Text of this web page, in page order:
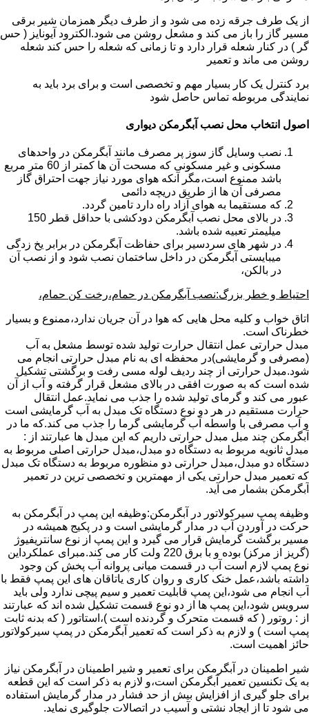
از یک طرف جرقه زده می شود و از طرف دیگر همزمان شیر برقی
مسیر گاز را باز می کند و مشعل روشن می شود.الکترود آیونایز ( حس
گر ) در کنار شعله قرار دارد و تا زمانی که شعله را حس کند شعله
روشن می ماند و تعمیر
برد کنترل یک کار بسیار مهم و تخصصی است و برای برد باید به
نمایندگی مربوطه تماس حاصل شود
اصول انتخاب محل نصب آبگرمکن دیواری
نصب وسایل گاز سوز پر مصرف مانند آبگرمکن در واحدهای
مسکونی و غیر مسکونی که مسحت آن ها کمتر از 60 متر مربع
باشد ممنوع است،مگر آنکه هوای مورد نیاز جهت احتراق گاز
مصرفی آن ها از طریق دریچه دائمی
که مستقیما به هوای آزاد راه دارد تامین گردد.
در بالای محل نصب آبگرمکن دودکشی با حداقل قطر 150
میلیمتر تعبیه شده باشد.
در شهر های سردسیر برای حفاظت آبگرمکن در برابر یخ زدگی
میبایستی آبگرمکن در داخل ساختمان نصب شود و از نصب آن
در بالکن،
احتیاط و خطر بزرگ:نصب آبگرمکن در حمام،رخت کن حمام،
اتاق خواب و کلیه محل هایی که هوا در آن جریان ندارد،ممنوع و بسیار
خطرناک است.
مبدل حرارتی عمل انتقال حرارت تولید شده توسط مشعل به آب
(مصرفی و گرمایشی)در محفظه ای به نام مبدل حرارتی انجام می
شود.مبدل حرارتی از چند ردیف لوله مسی رفت و برگشتی تشکیل
شده است که به صورت افقی در بالای مشعل قرار گرفته و آب از آن
عبور می کند و گرمای تولید شده را جذب می نماید.عمل انتقال
حرارت مستقیم در هر دو نوع دستگاه تک مبدل به آب گرمایشی است
و آب مصرفی با واسطه آب گرمایشی گرما را جذب می کند.که ما در
آبگرمکن چند مبل مبدل حرارتی داریم که این مبدل ها عبارتند از :
مبدل ثانویه مربوط به دستگاه دو مبدل،مبدل حرارتی اصلی مربوط به
دستگاه دو مبدل،مبدل حرارتی دو منظوره مربوط به دستگاه تک مبدل
که تعمیر مبدل حرارتی یکی از مهمترین و تخصصی ترین در تعمیر
آبگرمکن بشمار می آید.
وظیفه پمپ سیرکولاتور در آبگرمکن:وظیفه این پمپ در آبگرمکن به
حرکت در آوردن آب در مدار گرمایشی است و در پکیج همیشه در
مسیر برگشت گرمایش قرار می گیرد و این پمپ از نوع سانتریفیوژ
(گریز از مرکز) بوده و با برق 220 ولت کار می کند.مبرای عملکرداین
نوع پمپ لازم است آب در قسمت میانی پروانه آب پخش کن وجود
داشته باشد،عمل خنک کاری و روان کاری یاتاقان های این پمپ فقط با
آب انجام می شود،این پمپ قابلیت تعمیر و سیم پیچی ندارد ولی باید
سرویس شود،این پمپ ها از دو نوع قسمت تشکیل شده اند که عبارتند
از : روتور ( که قسمت متحرک و گردنده است )،استاتور ( که بدنه ثابت
پمپ است ) و لازم به ذکر است که تعمیر آبگرمکن در پمپ سیرکولاتور
حائز اهمیت است.
شیر اطمینان در آبگرمکن برای تعمیر و شیر اطمینان در آبگرمکن نیاز
به یک تکنسین تعمیر آبگرمکن است،و لازم به ذکر است که این قطعه
برای جلو گیری از افزایش بیش از حد فشار در مدار گرمایش استفاده
می شود تا از ایجاد نشتی و آسیب در اتصالات جلوگیری نماید.